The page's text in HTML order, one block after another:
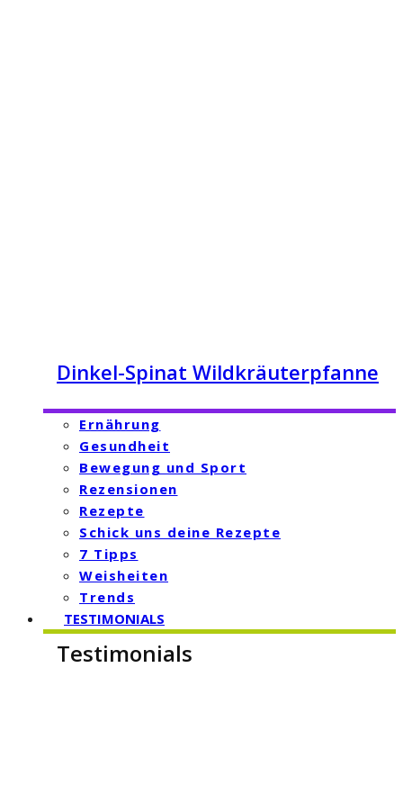
Dinkel-Spinat Wildkräuterpfanne
Ernährung
Gesundheit
Bewegung und Sport
Rezensionen
Rezepte
Schick uns deine Rezepte
7 Tipps
Weisheiten
Trends
TESTIMONIALS
Testimonials